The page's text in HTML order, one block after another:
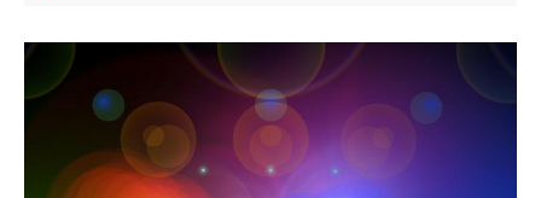
Venez fêter l'été ! Exposition et marché, toute la journée :
grillades et sardinades. Animation musicale : Les Gredins